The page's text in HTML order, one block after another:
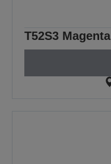
T52S3 Magenta